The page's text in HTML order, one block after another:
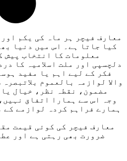
معارف فیچر ہر ماہ کی یکم
کیا جاتا ہے۔ اس میں دنیا
معلومات کا انتخاب پیش
دلچسپی اور ملت اسلامیہ کا
فکر کے لیے اہم یا مفید
والا لوازمہ بالعموم
مضمون، نقطہ نظر، خیال
وجہ اس سے ہمارا اتفاق
ہمارے فراہم کردہ لوازمے
معارف فیچر کی کوئی قیمت
ضرورت بھی رہتی ہے اور